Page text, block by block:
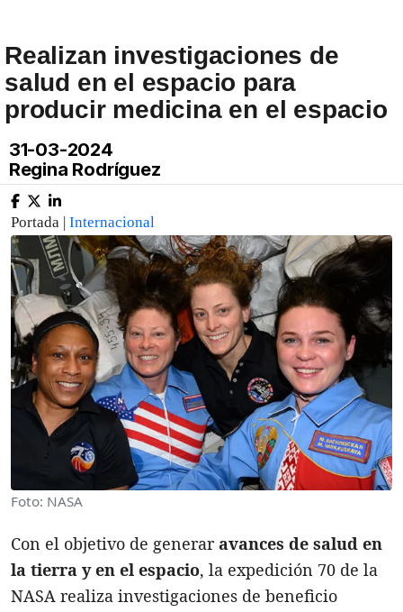
Realizan investigaciones de
salud en el espacio para
producir medicina en el espacio
31-03-2024
Regina Rodríguez
Portada | Internacional
Foto: NASA
Con el objetivo de generaravances de salud en
la tierra y en el espacio, la expedición 70 de la
NASA realiza investigaciones de beneficio